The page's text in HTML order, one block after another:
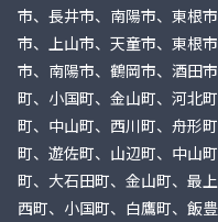
市、長井市、南陽市、東根
市、上山市、天童市、東根
市、南陽市、鶴岡市、酒田
町、小国町、金山町、河北
町、中山町、西川町、舟形
町、遊佐町、山辺町、中山
町、大石田町、金山町、最
西町、小国町、白鷹町、飯